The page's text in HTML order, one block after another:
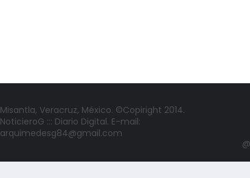
Misantla, Veracruz, México. ©Copiright 2014.
NoticieroG ::: Diario Digital. E-mail:
arquimedesg84@gmail.com